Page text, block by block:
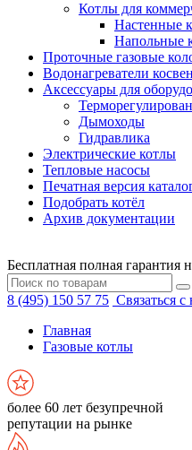
Котлы для
Настенные
Напольные
Проточные газовые
Водонагреватели
Аксессуары для
Дымоходы
Гидравлика
Электрические котлы
Тепловые насосы
Печатная версия
Подобрать котёл
Архив документации
Бесплатная полная гарантия
8 (495) 150 57 75 Связаться с
Главная
Газовые котлы
более 60 лет безупречной
репутации на рынке